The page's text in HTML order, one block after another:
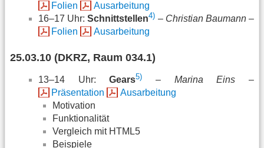
Folien
Ausarbeitung
16–17 Uhr:Schnittstellen4) – Christian Baumann–
Folien
Ausarbeitung
25.03.10 (DKRZ, Raum 034.1)
13–14 Uhr:Gears5) – Marina Eins –
Präsentation
Ausarbeitung
Motivation
Funktionalität
Vergleich mit HTML5
Beispiele